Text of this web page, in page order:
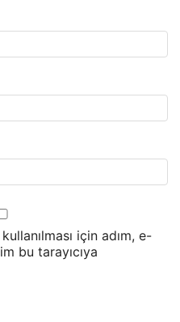
için adım, e-
bu tarayıcıya